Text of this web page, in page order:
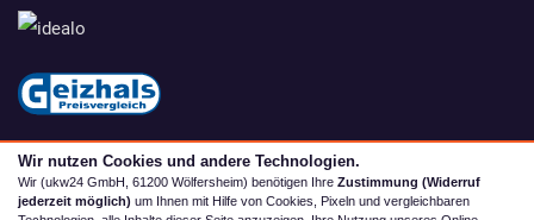
Wir nutzen Cookies und andere Technologien.
Wir (ukw24 GmbH, 61200 Wölfersheim) benötigen Ihre Zustimmung (Widerruf
jederzeit möglich) um Ihnen mit Hilfe von Cookies, Pixeln und vergleichbaren